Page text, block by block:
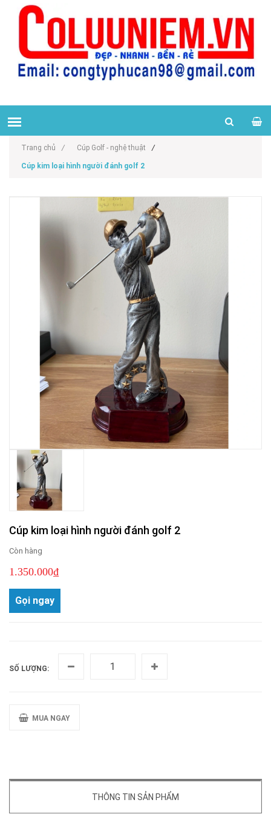
Trang chủ / Cúp Golf - nghệ thuật /
Cúp kim loại hình người đánh golf 2
Cúp kim loại hình người đánh golf 2
Còn hàng
1.350.000₫
Gọi ngay
SỐ LƯỢNG:
MUA NGAY
THÔNG TIN SẢN PHẨM